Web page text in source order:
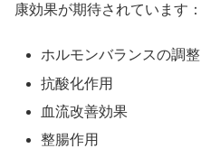
康効果が期待されています：
ホルモンバランスの調整
抗酸化作用
血流改善効果
整腸作用